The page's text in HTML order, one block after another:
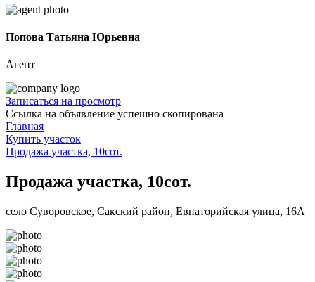
Попова Татьяна Юрьевна
Агент
Записаться на просмотр
Ссылка на объявление успешно скопирована
Главная
Купить участок
Продажа участка, 10сот.
Продажа участка, 10сот.
село Суворовское, Сакский район, Евпаторийская улица, 16А